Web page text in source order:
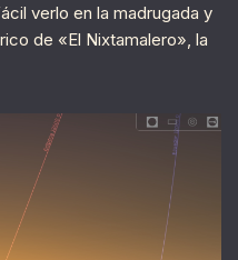
verlo en la madrugada y
de «El Nixtamalero», la